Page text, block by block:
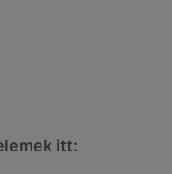
itt: